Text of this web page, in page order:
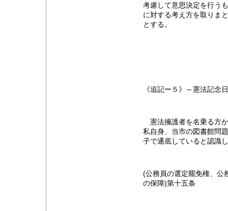
考慮して意思決定を行う
に対する考え方を取りま
とする。
《追記ー５》～憲法記念
憲法擁護者を名乗る方
私自身、当市の図書館問
子で通底していると認識
(公務員の選定罷免権、公
の保障)第十五条